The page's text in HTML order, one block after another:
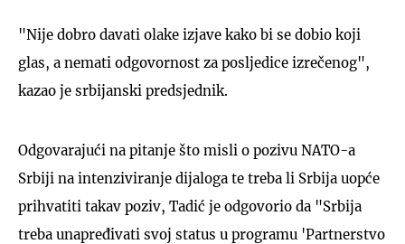
"Nije dobro davati olake izjave kako bi se dobio koji
glas, a nemati odgovornost za posljedice izrečenog",
kazao je srbijanski predsjednik.
Odgovarajući na pitanje što misli o pozivu NATO-a
Srbiji na intenziviranje dijaloga te treba li Srbija uopće
prihvatiti takav poziv, Tadić je odgovorio da "Srbija
treba unapređivati svoj status u programu 'Partnerstvo